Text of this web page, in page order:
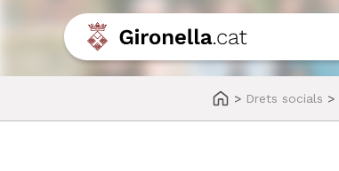
> Drets socials >